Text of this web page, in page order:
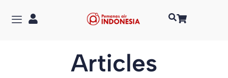
Articles